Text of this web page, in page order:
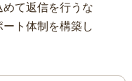
て返信を行うな
ト体制を構築し